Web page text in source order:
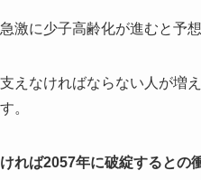
激に少子高齢化が進むと予想
えなければならない人が増
。
れば2057年に破綻するとの